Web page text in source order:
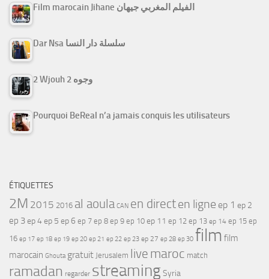
Film marocain Jihane الفيلم المغربي جيهان
Dar Nsa سلسلة دار النسا
2 Wjouh 2 وجوه
Pourquoi BeReal n’a jamais conquis les utilisateurs
ÉTIQUETTES
2M 2015 2016 al aoula CAN en directen ligne ep 1 ep 2
ep 3ep 4ep 5 ep 6 ep 7 ep 8 ep 9 ep 10 ep 11 ep 12 ep 13 ep 14 ep 15 ep
16 ep 17 ep 18 ep 19 ep 20 ep 21 ep 22 ep 23 ep 27 ep 28 ep 30 film film
marocain Ghouta gratuit Jerusalem live maroc match
ramadan regarder streamingSyria